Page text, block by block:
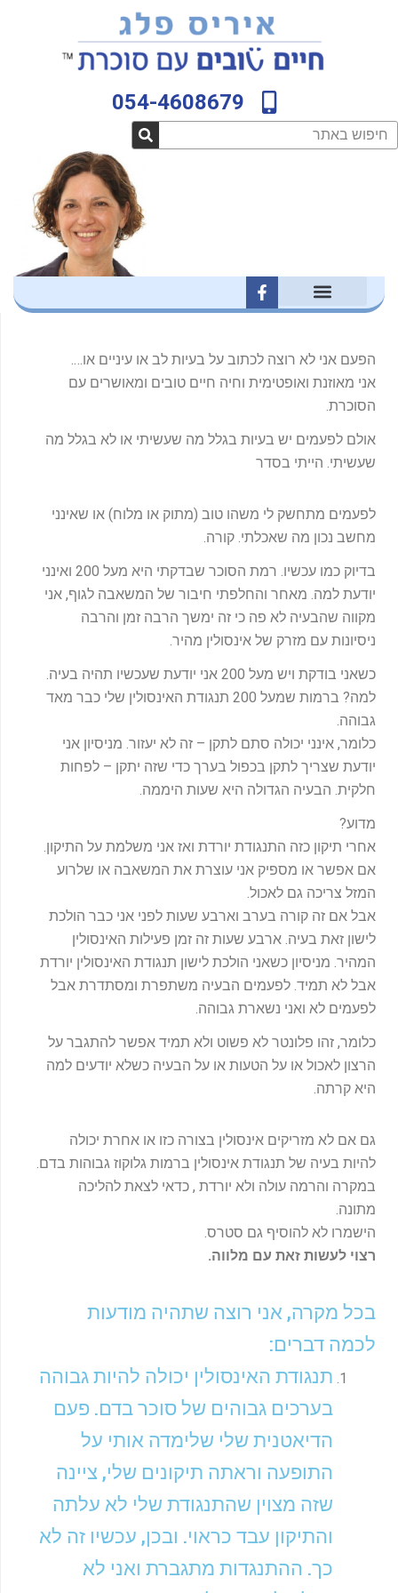
054-4608679
c
o
o
הפעם אני לא רוצה לכתוב על בעיות לב או עיניים או….
אני מאוזנת ואופטימית וחיה חיים טובים ומאושרים עם
הסוכרת.
אולם לפעמים יש בעיות בגלל מה שעשיתי או לא בגלל מה
שעשיתי. הייתי בסדר
לפעמים מתחשק לי משהו טוב (מתוק או מלוח) או שאינני
מחשב נכון מה שאכלתי. קורה.
בדיוק כמו עכשיו. רמת הסוכר שבדקתי היא מעל 200 ואינני
יודעת למה. מאחר והחלפתי חיבור של המשאבה לגוף, אני
מקווה שהבעיה לא פה כי זה ימשך הרבה זמן והרבה
ניסיונות עם מזרק של אינסולין מהיר.
כשאני בודקת ויש מעל 200 אני יודעת שעכשיו תהיה בעיה.
למה? ברמות שמעל 200 תנגודת האינסולין שלי כבר מאד
גבוהה.
כלומר, אינני יכולה סתם לתקן – זה לא יעזור. מניסיון אני
יודעת שצריך לתקן בכפול בערך כדי שזה יתקן – לפחות
חלקית. הבעיה הגדולה היא שעות היממה.
מדוע?
אחרי תיקון כזה התנגודת יורדת ואז אני משלמת על התיקון.
אם אפשר או מספיק אני עוצרת את המשאבה או שלרוע
המזל צריכה גם לאכול.
אבל אם זה קורה בערב וארבע שעות לפני אני כבר הולכת
לישון זאת בעיה. ארבע שעות זה זמן פעילות האינסולין
המהיר. מניסיון כשאני הולכת לישון תנגודת האינסולין יורדת
אבל לא תמיד. לפעמים הבעיה משתפרת ומסתדרת אבל
לפעמים לא ואני נשארת גבוהה.
כלומר, זהו פלונטר לא פשוט ולא תמיד אפשר להתגבר על
הרצון לאכול או על הטעות או על הבעיה כשלא יודעים למה
היא קרתה.
גם אם לא מזריקים אינסולין בצורה כזו או אחרת יכולה
להיות בעיה של תנגודת אינסולין ברמות גלוקוז גבוהות בדם.
במקרה והרמה עולה ולא יורדת , כדאי לצאת להליכה
מתונה.
הישמרו לא להוסיף גם סטרס.
רצוי לעשות זאת עם מלווה.
בכל מקרה, אני רוצה שתהיה מודעות
לכמה דברים:
תנגודת האינסולין יכולה להיות גבוהה
בערכים גבוהים של סוכר בדם. פעם
הדיאטנית שלי שלימדה אותי על
התופעה וראתה תיקונים שלי, ציינה
שזה מצוין שהתנגודת שלי לא עלתה
והתיקון עבד כראוי. ובכן, עכשיו זה לא
כך. ההתנגדות מתגברת ואני לא